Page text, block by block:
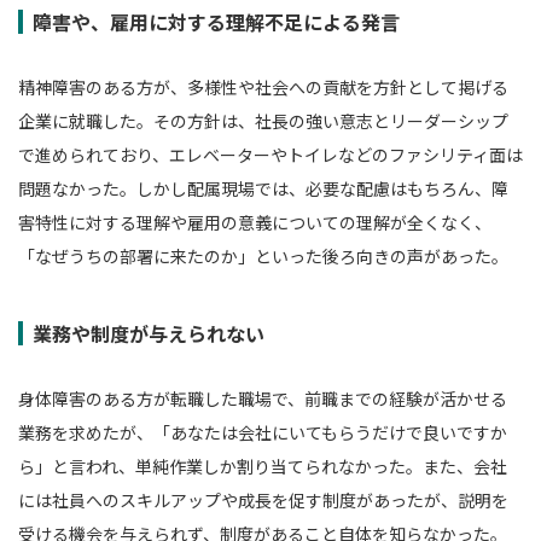
障害や、雇用に対する理解不足による発言
精神障害のある方が、多様性や社会への貢献を方針として掲げる
企業に就職した。その方針は、社長の強い意志とリーダーシップ
で進められており、エレベーターやトイレなどのファシリティ面は
問題なかった。しかし配属現場では、必要な配慮はもちろん、障
害特性に対する理解や雇用の意義についての理解が全くなく、
「なぜうちの部署に来たのか」といった後ろ向きの声があった。
業務や制度が与えられない
身体障害のある方が転職した職場で、前職までの経験が活かせる
業務を求めたが、「あなたは会社にいてもらうだけで良いですか
ら」と言われ、単純作業しか割り当てられなかった。また、会社
には社員へのスキルアップや成長を促す制度があったが、説明を
受ける機会を与えられず、制度があること自体を知らなかった。